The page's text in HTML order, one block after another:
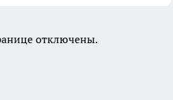
отключены.